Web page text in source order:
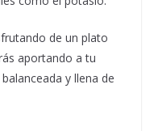
de un plato
aportando a tu
y llena de